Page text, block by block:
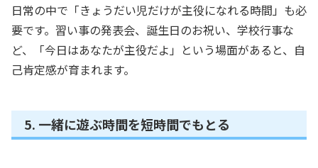
日常の中で「きょうだい児だけが主役になれる時間」も必
要です。習い事の発表会、誕生日のお祝い、学校行事な
ど、「今日はあなたが主役だよ」という場面があると、自
己肯定感が育まれます。
5. 一緒に遊ぶ時間を短時間でもとる